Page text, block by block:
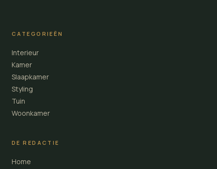
CATEGORIEËN
Interieur
Kamer
Slaapkamer
Styling
Tuin
Woonkamer
DE REDACTIE
Home